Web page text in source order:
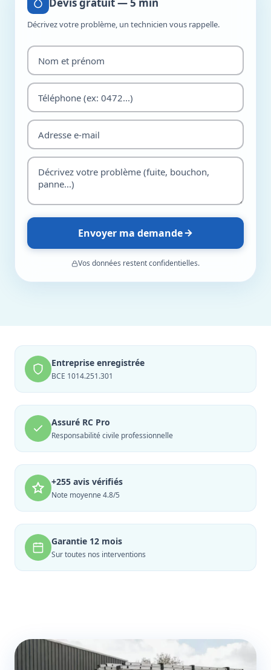
Décrivez votre problème, un technicien vous rappelle.
Envoyer ma demande
Vos données restent confidentielles.
Entreprise enregistrée
BCE 1014.251.301
Assuré RC Pro
Responsabilité civile professionnelle
+255 avis vérifiés
Note moyenne 4.8/5
Garantie 12 mois
Sur toutes nos interventions